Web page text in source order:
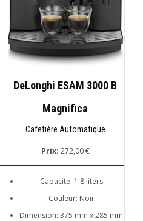
DeLonghi ESAM 3000 B
Magnifica
Cafetière Automatique
Prix: 272,00 €
Capacité: 1.8 liters
Couleur: Noir
Dimension: 375 mm x 285 mm